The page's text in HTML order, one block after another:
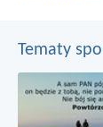
Tematy